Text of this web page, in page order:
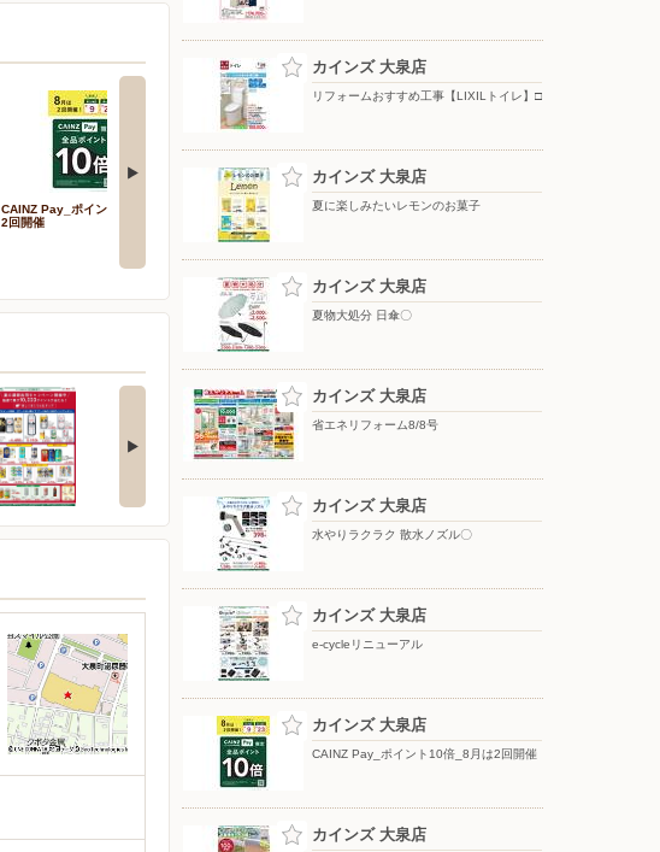
CAINZ Pay_ポイント10倍_8月は
2回開催
夏物大処分 日傘〇
夏物大処分 ポップアップテント
夏の酒類合同キャンペ
夏の酒類合同キャンペーン
カインズ 大泉店
リフォームおすすめ工事【LIXILトイレ】□
カインズ 大泉店
夏に楽しみたいレモンのお菓子
カインズ 大泉店
夏物大処分 日傘〇
カインズ 大泉店
省エネリフォーム8/8号
カインズ 大泉店
水やりラクラク 散水ノズル〇
カインズ 大泉店
e-cycleリニューアル
カインズ 大泉店
CAINZ Pay_ポイント10倍_8月は2回開催
カインズ 大泉店